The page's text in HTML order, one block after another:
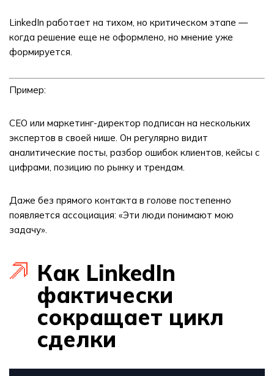
LinkedIn работает на тихом, но критическом этапе —
когда решение еще не оформлено, но мнение уже
формируется.
Пример:
CEO или маркетинг-директор подписан на нескольких
экспертов в своей нише. Он регулярно видит
аналитические посты, разбор ошибок клиентов, кейсы с
цифрами, позицию по рынку и трендам.
Даже без прямого контакта в голове постепенно
появляется ассоциация: «Эти люди понимают мою
задачу».
Как LinkedIn
фактически
сокращает цикл
сделки